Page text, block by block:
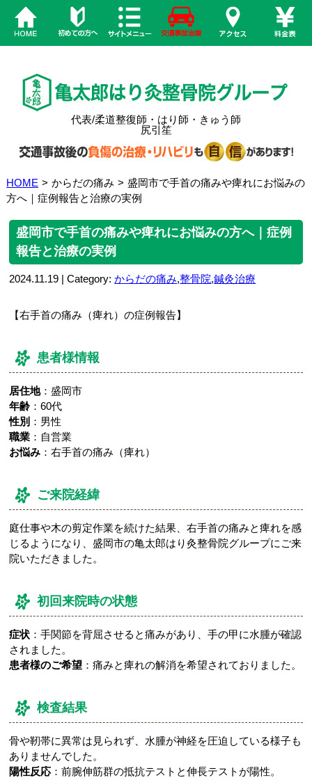
代表/柔道整復師・はり師・きゅう師
尻引笙
HOME > からだの痛み > 盛岡市で手首の痛みや痺れにお悩みの
方へ｜症例報告と治療の実例
盛岡市で手首の痛みや痺れにお悩みの方へ｜症例
報告と治療の実例
2024.11.19 | Category:からだの痛み,整骨院,鍼灸治療
【右手首の痛み（痺れ）の症例報告】
患者様情報
居住地：盛岡市
年齢：60代
性別 ：男性
職業 ：自営業
お悩み ：右手首の痛み（痺れ）
ご来院経緯
庭仕事や木の剪定作業を続けた結果、右手首の痛みと痺れを感
じるようになり、盛岡市の亀太郎はり灸整骨院グループにご来
院いただきました。
初回来院時の状態
症状 ：手関節を背屈させると痛みがあり、手の甲に水腫が確認
されました。
患者様のご希望 ：痛みと痺れの解消を希望されておりました。
検査結果
骨や靭帯に異常は見られず、水腫が神経を圧迫している様子も
ありませんでした。
陽性反応：前腕伸筋群の抵抗テストと伸長テストが陽性。